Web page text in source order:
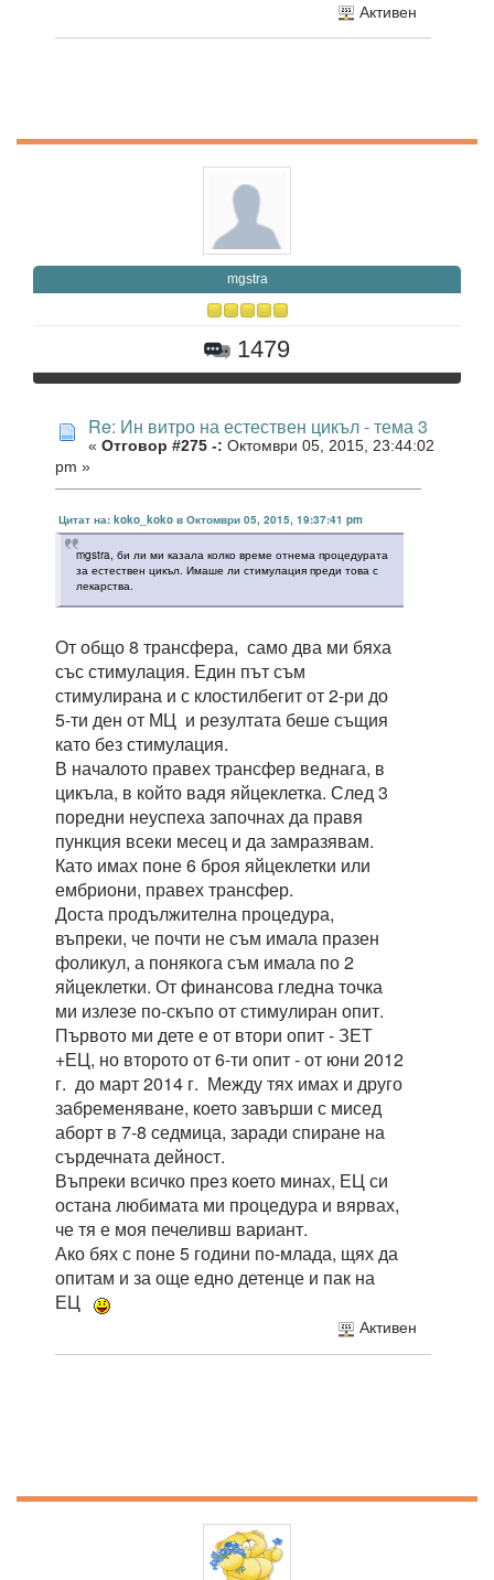
Активен
mgstra
1479
Re: Ин витро на естествен цикъл - тема 3
« Отговор #275 -: Октомври 05, 2015, 23:44:02
pm »
Цитат на: koko_koko в Октомври 05, 2015, 19:37:41 pm
mgstra, би ли ми казала колко време отнема процедурата
за естествен цикъл. Имаше ли стимулация преди това с
лекарства.
От общо 8 трансфера, само два ми бяха
със стимулация. Един път съм
стимулирана и с клостилбегит от 2-ри до
5-ти ден от МЦ и резултата беше същия
като без стимулация.
В началото правех трансфер веднага, в
цикъла, в който вадя яйцеклетка. След 3
поредни неуспеха започнах да правя
пункция всеки месец и да замразявам.
Като имах поне 6 броя яйцеклетки или
ембриони, правех трансфер.
Доста продължителна процедура,
въпреки, че почти не съм имала празен
фоликул, а понякога съм имала по 2
яйцеклетки. От финансова гледна точка
ми излезе по-скъпо от стимулиран опит.
Първото ми дете е от втори опит - ЗЕТ
+ЕЦ, но второто от 6-ти опит - от юни 2012
г. до март 2014 г. Между тях имах и друго
забременяване, което завърши с мисед
аборт в 7-8 седмица, заради спиране на
сърдечната дейност.
Въпреки всичко през което минах, ЕЦ си
остана любимата ми процедура и вярвах,
че тя е моя печеливш вариант.
Ако бях с поне 5 години по-млада, щях да
опитам и за още едно детенце и пак на
ЕЦ
Активен